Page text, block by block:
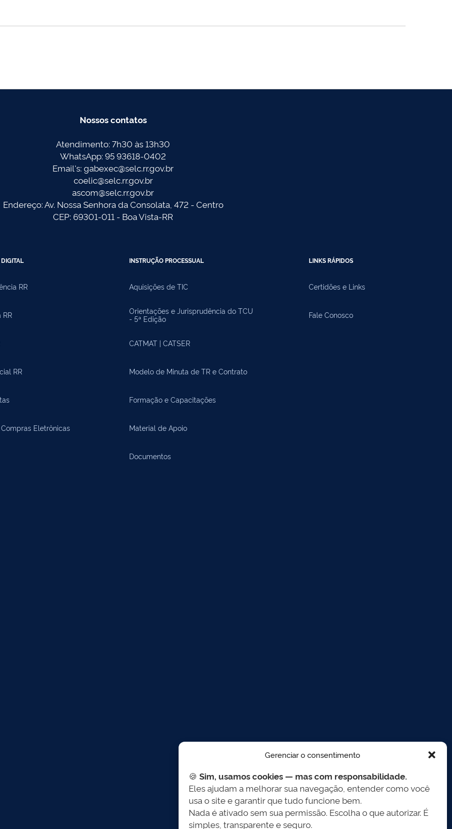
Gerenciar o consentimento
🍪 Sim, usamos cookies — mas com responsabilidade.
Eles ajudam a melhorar sua navegação, entender como você
usa o site e garantir que tudo funcione bem.
Nada é ativado sem sua permissão. Escolha o que autorizar. É
simples, transparente e seguro.
Nossos contatos
Atendimento: 7h30 às 13h30
WhatsApp: 95 93618-0402
Email's: gabexec@selc.rr.gov.br
coelic@selc.rr.gov.br
ascom@selc.rr.gov.br
Endereço: Av. Nossa Senhora da Consolata, 472 - Centro
CEP: 69301-011 - Boa Vista-RR
RR
RR
RR
Eletrônicas
INSTRUÇÃO PROCESSUAL
Aquisições de TIC
Orientações e Jurisprudência do TCU
- 5ª Edição
CATMAT | CATSER
Modelo de Minuta de TR e Contrato
Formação e Capacitações
Material de Apoio
Documentos
LINKS RÁPIDOS
Certidões e Links
Fale Conosco